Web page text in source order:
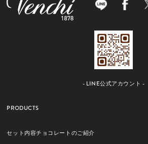
- LINE公式アカウント -
PRODUCTS
セット内容チョコレートのご紹介